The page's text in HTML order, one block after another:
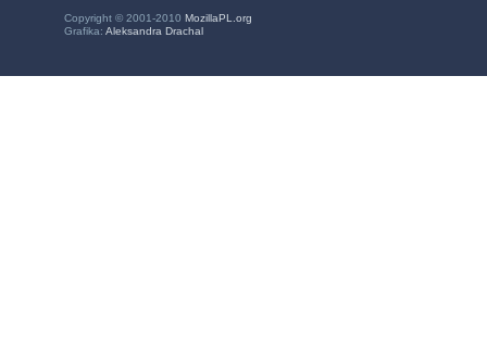
Copyright © 2001-2010 MozillaPL.org
Grafika: Aleksandra Drachal